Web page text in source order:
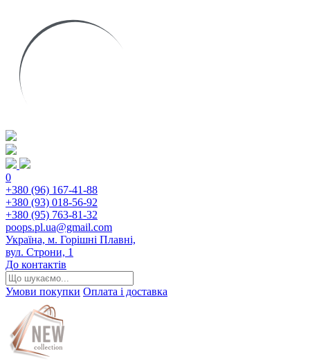
0
+380 (96) 167-41-88
+380 (93) 018-56-92
+380 (95) 763-81-32
poops.pl.ua@gmail.com
Україна, м. Горішні Плавні,
вул. Строни, 1
До контактів
Умови покупки Оплата і доставка